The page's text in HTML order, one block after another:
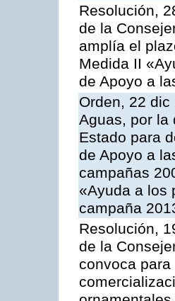
Resolución,
de la
amplía el
Medida II
de Apoyo a
Orden, 22
Aguas, por la
Estado para
de Apoyo a
campañas
«Ayuda a los
campaña
Resolución,
de la
convoca